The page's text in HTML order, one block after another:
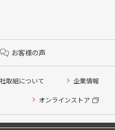
お客様の声
取組について 企業情報
オンラインストア